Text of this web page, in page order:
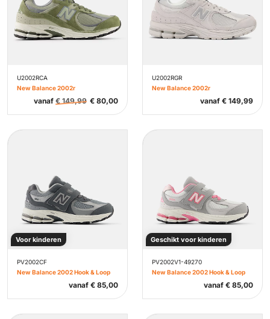
U2002RCA
New Balance 2002r
vanaf €149,99 € 80,00
U2002RGR
New Balance 2002r
vanaf € 149,99
Voor kinderen
PV2002CF
New Balance 2002 Hook & Loop
vanaf € 85,00
Geschikt voor kinderen
PV2002V1-49270
New Balance 2002 Hook & Loop
vanaf € 85,00